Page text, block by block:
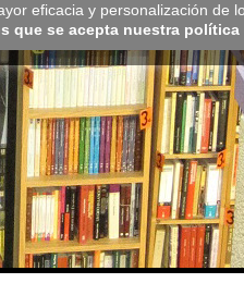
eficacia y personalización de
que se acepta nuestra política